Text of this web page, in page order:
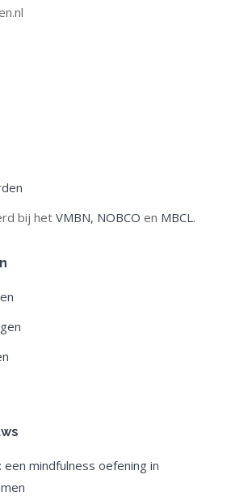
bij het VMBN, NOBCO en MBCL.
een mindfulness oefening in